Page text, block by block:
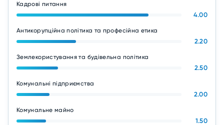
Кадрові питання
4.00
Антикорупційна політика та професійна етика
2.20
Землекористування та будівельна політика
2.50
Комунальні підприємства
2.00
Комунальне майно
1.50